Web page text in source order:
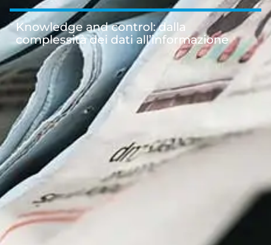
Knowledge and control: dalla
complessità dei dati all’informazione